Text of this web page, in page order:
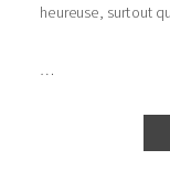
heureuse, surtout
…